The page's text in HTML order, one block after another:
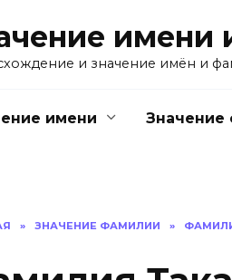
имени
и значение имён и
имени Значение
» ЗНАЧЕНИЕ ФАМИЛИИ »